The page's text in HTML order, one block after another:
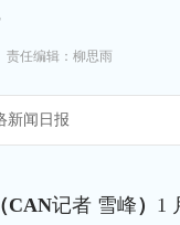
责任编辑：柳思雨
闻日报
CAN记者 雪峰） 1